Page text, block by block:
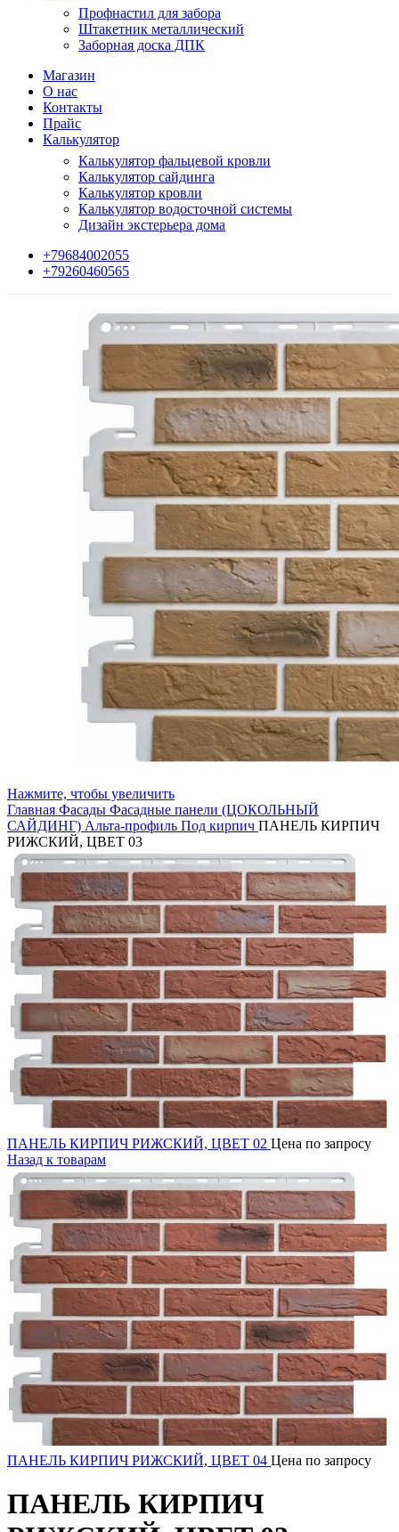
Профнастил для забора
Штакетник металлический
Заборная доска ДПК
Магазин
О нас
Контакты
Прайс
Калькулятор
Калькулятор фальцевой кровли
Калькулятор сайдинга
Калькулятор кровли
Калькулятор водосточной системы
Дизайн экстерьера дома
+79684002055
+79260460565
Нажмите, чтобы увеличить
Главная Фасады Фасадные панели (ЦОКОЛЬНЫЙ
САЙДИНГ) Альта-профиль Под кирпич ПАНЕЛЬ КИРПИЧ
РИЖСКИЙ, ЦВЕТ 03
ПАНЕЛЬ КИРПИЧ РИЖСКИЙ, ЦВЕТ 02 Цена по запросу
Назад к товарам
ПАНЕЛЬ КИРПИЧ РИЖСКИЙ, ЦВЕТ 04 Цена по запросу
ПАНЕЛЬ КИРПИЧ